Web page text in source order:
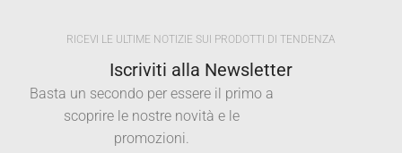
RICEVI LE ULTIME NOTIZIE SUI PRODOTTI DI TENDENZA
Iscriviti alla Newsletter
Basta un secondo per essere il primo a
scoprire le nostre novità e le
promozioni.